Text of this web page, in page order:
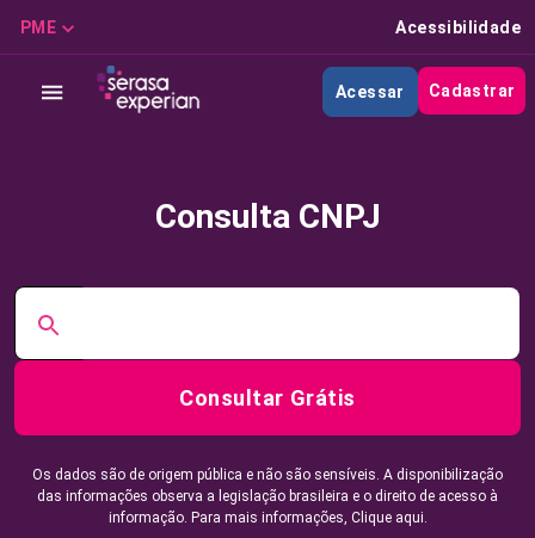
PME Acessibilidade
Acessar Cadastrar
Consulta CNPJ
Consultar Grátis
Os dados são de origem pública e não são sensíveis. A disponibilização
das informações observa a legislação brasileira e o direito de acesso à
informação. Para mais informações, Clique aqui.